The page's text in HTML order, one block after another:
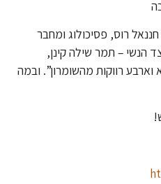
רוס, פסיכולוג ומחבר
הנשי – תמר שילה קינן,
רווקות מהשומרון”. ובמה